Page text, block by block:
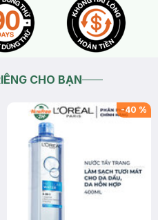
CHO BẠN
-40 %